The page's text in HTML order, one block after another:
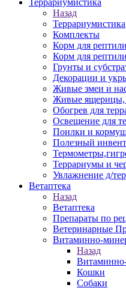
Террариумистика
Назад
Террариумистика
Комплекты
Корм для
Корм для
Грунты и
Декорации и
Живые змеи и
Живые ящерицы,
Обогрев для
Освещение для
Поилки и
Полезный
Террариумы и
Увлажнение д/
Ветаптека
Назад
Ветаптека
Препараты по
Ветеринарные
Витаминно-
Назад
Кошки
Собаки